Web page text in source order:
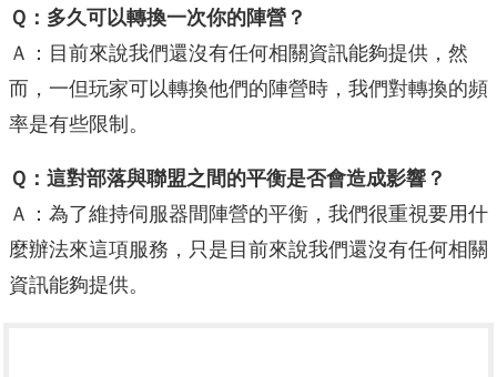
Ｑ：多久可以轉換一次你的陣營？
Ａ：目前來說我們還沒有任何相關資訊能夠提供，然
而，一但玩家可以轉換他們的陣營時，我們對轉換的頻
率是有些限制。
Ｑ：這對部落與聯盟之間的平衡是否會造成影響？
Ａ：為了維持伺服器間陣營的平衡，我們很重視要用什
麼辦法來這項服務，只是目前來說我們還沒有任何相關
資訊能夠提供。